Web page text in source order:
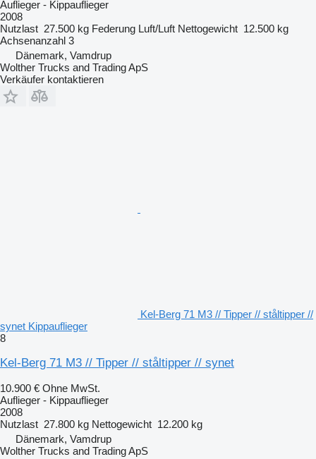
Auflieger - Kippauflieger
2008
Nutzlast 27.500 kg Federung Luft/Luft Nettogewicht 12.500 kg
Achsenanzahl 3
Dänemark, Vamdrup
Wolther Trucks and Trading ApS
Verkäufer kontaktieren
Kel-Berg 71 M3 // Tipper // ståltipper //
synet Kippauflieger
8
Kel-Berg 71 M3 // Tipper // ståltipper // synet
10.900 € Ohne MwSt.
Auflieger - Kippauflieger
2008
Nutzlast 27.800 kg Nettogewicht 12.200 kg
Dänemark, Vamdrup
Wolther Trucks and Trading ApS